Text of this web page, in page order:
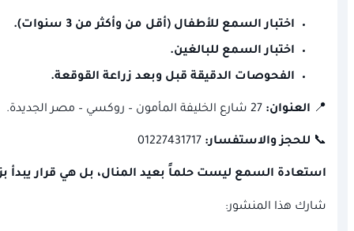
اختبار السمع للأطفال (أقل من وأكثر من 3 سنوات).
اختبار السمع للبالغين.
الفحوصات الدقيقة قبل وبعد زراعة القوقعة.
📍 العنوان:
📞 للحجز والاستفسار:
استعادة السمع ليست حلماً بعيد المنال، بل هي قرار يبدأ
شارك هذا المنشور: